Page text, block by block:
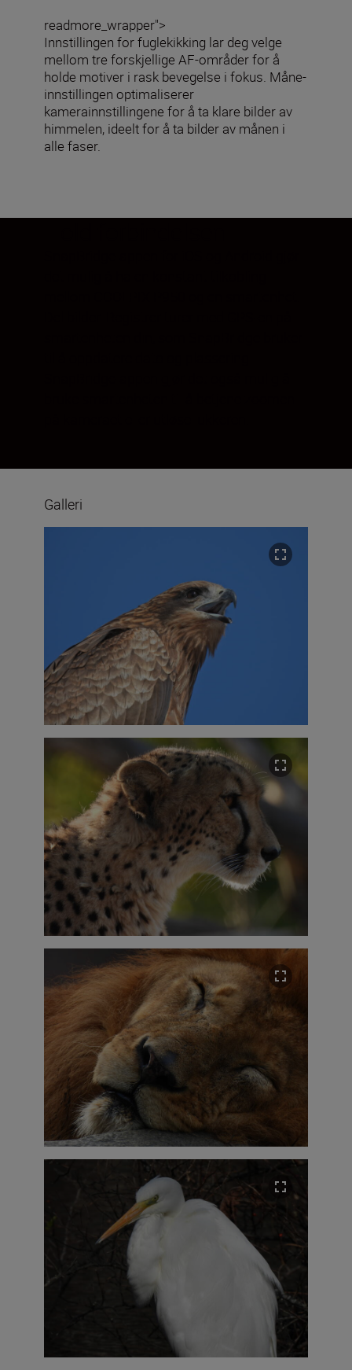
readmore_wrapper">
Innstillingen for fuglekikking lar deg velge
mellom tre forskjellige AF-områder for å
holde motiver i rask bevegelse i fokus. Måne-
innstillingen optimaliserer
kamerainnstillingene for å ta klare bilder av
himmelen, ideelt for å ta bilder av månen i
alle faser.
Galleri